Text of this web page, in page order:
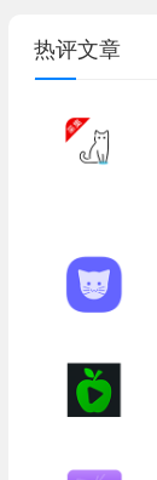
热评文章